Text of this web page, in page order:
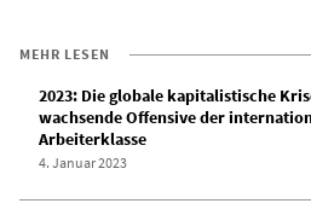
MEHR LESEN
2023: Die globale kapitalistische
wachsende Offensive der
Arbeiterklasse
4. Januar 2023